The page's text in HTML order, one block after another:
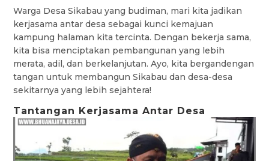
Warga Desa Sikabau yang budiman, mari kita jadikan
kerjasama antar desa sebagai kunci kemajuan
kampung halaman kita tercinta. Dengan bekerja sama,
kita bisa menciptakan pembangunan yang lebih
merata, adil, dan berkelanjutan. Ayo, kita bergandengan
tangan untuk membangun Sikabau dan desa-desa
sekitarnya yang lebih sejahtera!
Tantangan Kerjasama Antar Desa